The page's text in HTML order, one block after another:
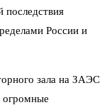
последствия
России и
зала на ЗАЭС
огромные